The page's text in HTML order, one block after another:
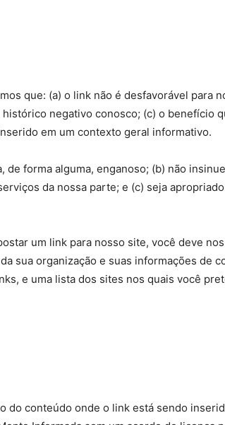
que: (a) o link não é desfavorável para
negativo conosco; (c) o benefício
em um contexto geral informativo.
de forma alguma, enganoso; (b) não insinue
da nossa parte; e (c) seja
um link para nosso site, você deve
sua organização e suas informações de
e uma lista dos sites nos quais você
do conteúdo onde o link está sendo